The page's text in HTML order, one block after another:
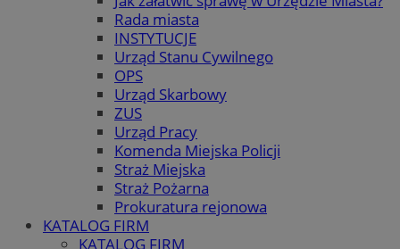
Rada miasta
INSTYTUCJE
Urząd Stanu Cywilnego
OPS
Urząd Skarbowy
ZUS
Urząd Pracy
Komenda Miejska Policji
Straż Miejska
Straż Pożarna
Prokuratura rejonowa
KATALOG FIRM
KATALOG FIRM